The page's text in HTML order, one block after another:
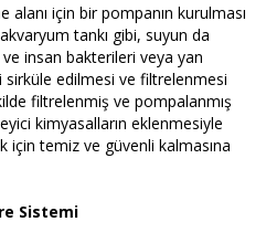
alanı için bir pompanın kurulması
tankı gibi, suyun da
ve insan bakterileri veya yan
sirküle edilmesi ve filtrelenmesi
filtrelenmiş ve pompalanmış
kimyasalların eklenmesiyle
için temiz ve güvenli kalmasına
Sistemi